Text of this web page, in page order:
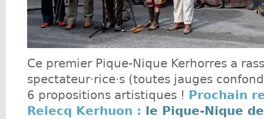
Ce premier Pique-Nique Kerhorres a
spectateur·rice·s (toutes jauges
6 propositions artistiques ! Prochain
Relecq Kerhuon :
le Pique-Nique